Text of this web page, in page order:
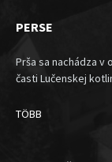
PERSE
Prša sa nachádza v
časti Lučenskej
TÖBB